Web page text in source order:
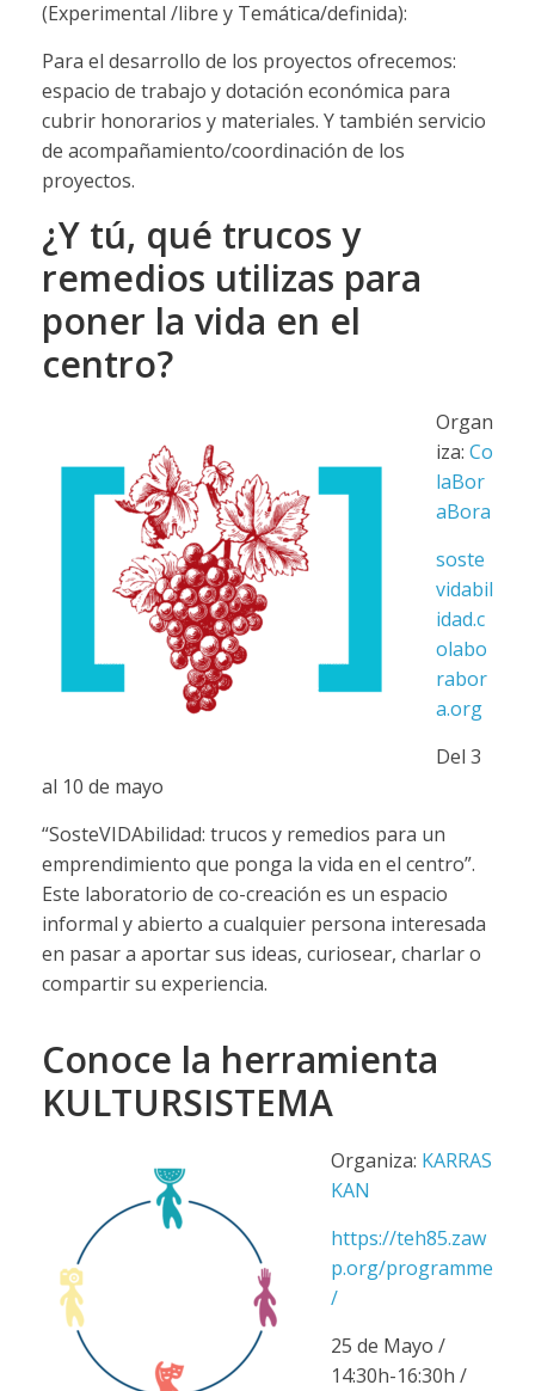
(Experimental /libre y Temática/definida):
Para el desarrollo de los proyectos ofrecemos:
espacio de trabajo y dotación económica para
cubrir honorarios y materiales. Y también servicio
de acompañamiento/coordinación de los
proyectos.
¿Y tú, qué trucos y
remedios utilizas para
poner la vida en el
centro?
Organ
iza: Co
laBor
aBora
soste
vidabil
idad.c
olabo
rabor
a.org
Del 3
al 10 de mayo
“SosteVIDAbilidad: trucos y remedios para un
emprendimiento que ponga la vida en el centro”.
Este laboratorio de co-creación es un espacio
informal y abierto a cualquier persona interesada
en pasar a aportar sus ideas, curiosear, charlar o
compartir su experiencia.
Conoce la herramienta
KULTURSISTEMA
Organiza: KARRAS
KAN
https://teh85.zaw
p.org/programme
/
25 de Mayo /
14:30h-16:30h /